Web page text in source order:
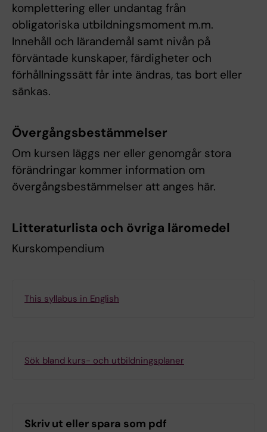
komplettering eller undantag från
obligatoriska utbildningsmoment m.m.
Innehåll och lärandemål samt nivån på
förväntade kunskaper, färdigheter och
förhållningssätt får inte ändras, tas bort eller
sänkas.
Övergångsbestämmelser
Om kursen läggs ner eller genomgår stora
förändringar kommer information om
övergångsbestämmelser att anges här.
Litteraturlista och övriga läromedel
Kurskompendium
This syllabus in English
Sök bland kurs- och utbildningsplaner
Skriv ut eller spara som pdf